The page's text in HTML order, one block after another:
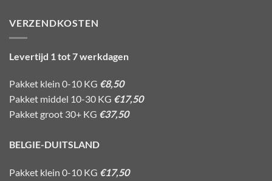
VERZENDKOSTEN
Levertijd 1 tot 7 werkdagen
Pakket klein 0-10 KG €8,50
Pakket middel 10-30 KG €17,50
Pakket groot 30+ KG €37,50
BELGIE-DUITSLAND
Pakket klein 0-10 KG €17,50